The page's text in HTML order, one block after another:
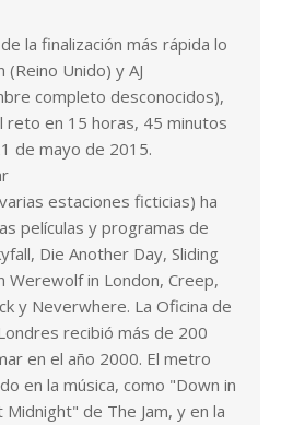
la finalización más rápida lo
Unido) y AJ
completo desconocidos),
reto en 15 horas, 45 minutos
de mayo de 2015.
estaciones ficticias) ha
películas y programas de
Die Another Day, Sliding
Werewolf in London, Creep,
y Neverwhere. La Oficina de
recibió más de 200
en el año 2000. El metro
en la música, como "Down in
de The Jam, y en la